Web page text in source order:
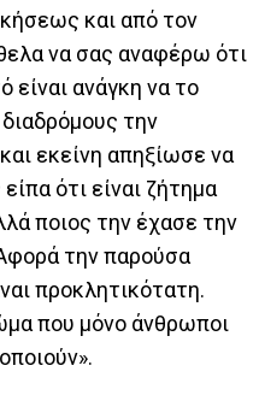
και από τον
να σας αναφέρω ότι
είναι ανάγκη να το
την
εκείνη απηξίωσε να
ότι είναι ζήτημα
ποιος την έχασε την
την παρούσα
προκλητικότατη.
που μόνο άνθρωποι